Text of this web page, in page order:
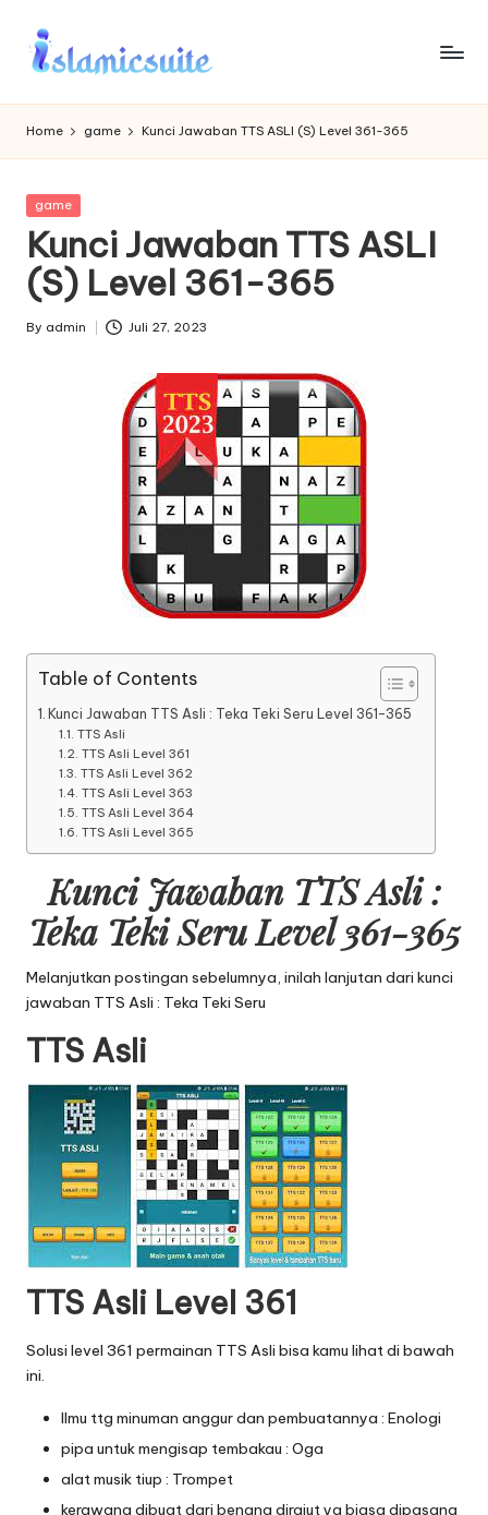
Skip
Home game Kunci Jawaban TTS ASLI (S) Level 361-365
Posted
game
Kunci Jawaban TTS ASLI
(S) Level 361-365
Posted
By admin Juli 27, 2023
Table of Contents
Kunci Jawaban TTS Asli : Teka Teki Seru Level 361-365
TTS Asli
TTS Asli Level 361
TTS Asli Level 362
TTS Asli Level 363
TTS Asli Level 364
TTS Asli Level 365
Kunci Jawaban TTS Asli :
Teka Teki Seru Level 361-365
Melanjutkan postingan sebelumnya, inilah lanjutan dari kunci
jawaban TTS Asli : Teka Teki Seru
TTS Asli
TTS Asli Level 361
Solusi level 361 permainan TTS Asli bisa kamu lihat di bawah
ini.
Ilmu ttg minuman anggur dan pembuatannya : Enologi
pipa untuk mengisap tembakau : Oga
alat musik tiup : Trompet
kerawang dibuat dari benang dirajut yg biasa dipasang